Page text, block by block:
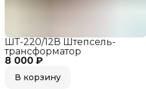
8 000 ₽
ШТ-220/12В Штепсель-
трансформатор
В корзину